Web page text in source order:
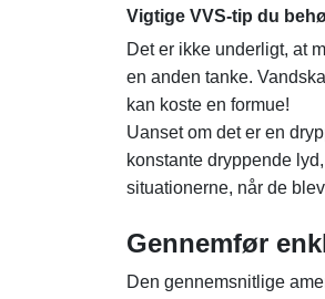
Vigtige VVS-tip du
Det er ikke underligt, at
en anden tanke.
kan koste en formue!
Uanset om det er en
konstante dryppende
situationerne, når de
Gennemfør
Den gennemsnitlige